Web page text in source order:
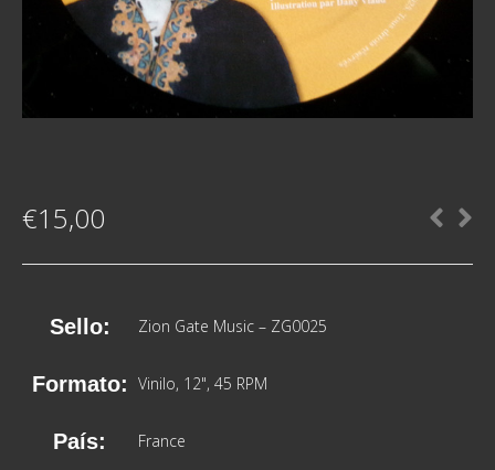
€15,00
Sello: Zion Gate Music – ZG0025
Formato: Vinilo, 12", 45 RPM
País: France